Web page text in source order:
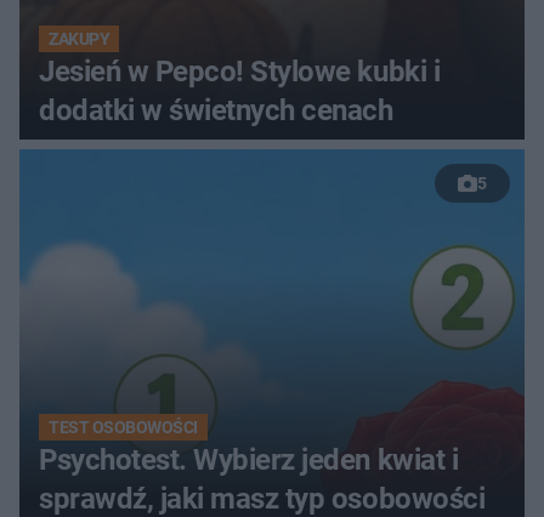
ZAKUPY
Jesień w Pepco! Stylowe kubki i
dodatki w świetnych cenach
5
TEST OSOBOWOŚCI
Psychotest. Wybierz jeden kwiat i
sprawdź, jaki masz typ osobowości